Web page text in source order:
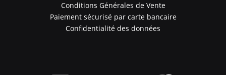
Conditions Générales de Vente
Paiement sécurisé par carte bancaire
Confidentialité des données